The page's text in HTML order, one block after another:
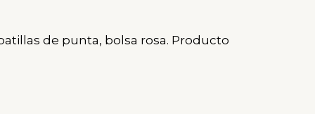
de punta, bolsa rosa. Producto